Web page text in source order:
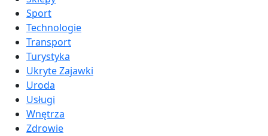
Sport
Technologie
Transport
Turystyka
Ukryte Zajawki
Uroda
Usługi
Wnętrza
Zdrowie